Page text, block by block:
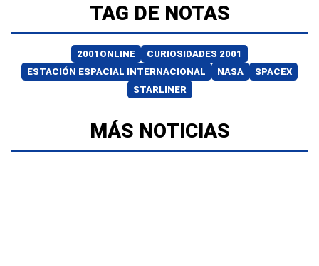
TAG DE NOTAS
2001ONLINE
CURIOSIDADES 2001
ESTACIÓN ESPACIAL INTERNACIONAL
NASA
SPACEX
STARLINER
MÁS NOTICIAS